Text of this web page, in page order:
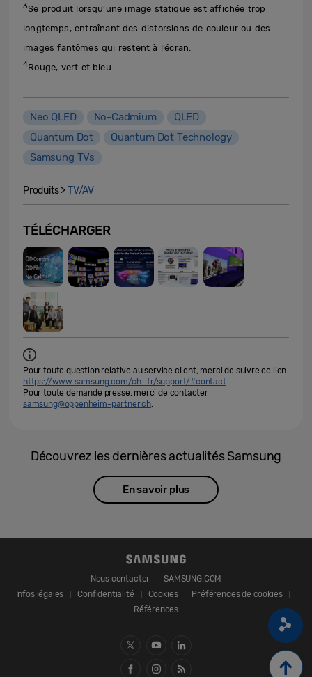
3Se produit lorsqu’une image statique est affichée trop
longtemps, entraînant des distorsions de couleur ou des
images fantômes qui restent à l’écran.
4Rouge, vert et bleu.
Neo QLED No-Cadmium
QLED
Quantum Dot
Quantum Dot Technology
Samsung TVs
Produits >TV/AV
TÉLÉCHARGER
Pour toute question relative au service client, merci de suivre ce lien
https://www.samsung.com/ch_fr/support/#contact.
Pour toute demande presse, merci de contacter
samsung@oppenheim-partner.ch.
Découvrez les dernières actualités Samsung
En savoir plus
Nous contacter
SAMSUNG.COM
Infos légales
Confidentialité Cookies
Préférences de cookies
Références